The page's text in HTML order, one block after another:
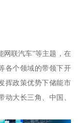
网联汽车”等主题，在
各个领域的带领下开
挥政策优势下储能市
大长三角、中国、